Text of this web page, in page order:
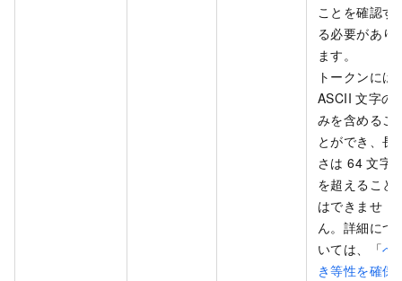
ことを確認す
る必要があり
ます。
トークンには
ASCII 文字の
みを含めるこ
とができ、長
さは 64 文字
を超えること
はできませ
ん。詳細につ
いては、「べ
き等性を確保